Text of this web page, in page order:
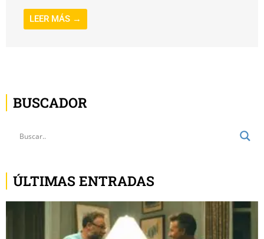
LEER MÁS →
BUSCADOR
ÚLTIMAS ENTRADAS